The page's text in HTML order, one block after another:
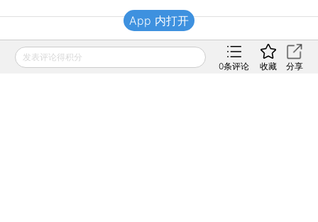
财新移动
发表评论得积分
0条评论 收藏 分享
App 内打开